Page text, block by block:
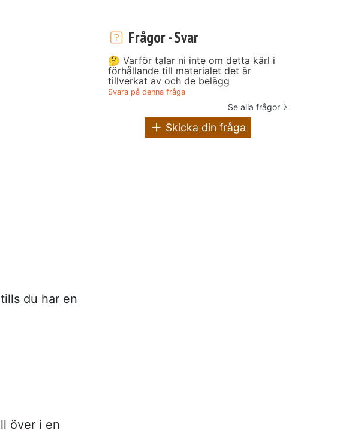
du har en
över i en
Frågor - Svar
🤔 Varför talar ni inte om detta kärl i
förhållande till materialet det är
tillverkat av och de belägg
Svara på denna fråga
Se alla frågor
Skicka din fråga